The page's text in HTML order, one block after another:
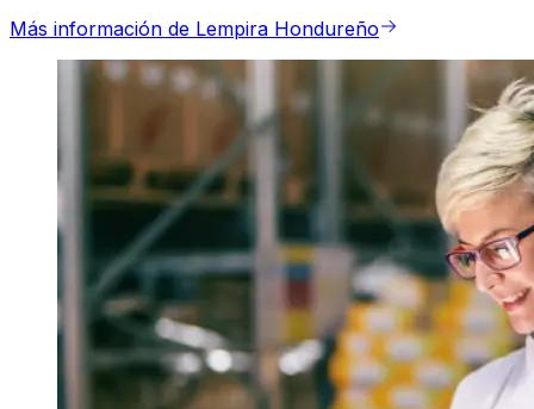
Más información de Lempira Hondureño